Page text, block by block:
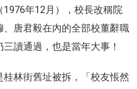
年12月），校長改稱院
唐君毅在內的全部校董辭職
讀通過，也是當年大事！
桂林街舊址被拆，「校友悵然